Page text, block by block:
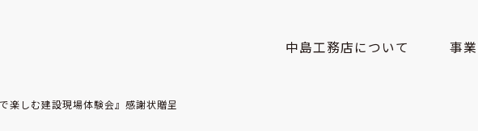
中島工務店について 事
しむ建設現場体験会』感謝状贈呈